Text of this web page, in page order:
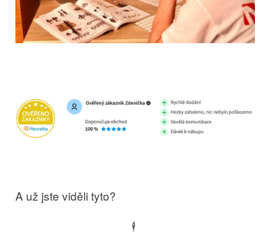
A už jste viděli tyto?